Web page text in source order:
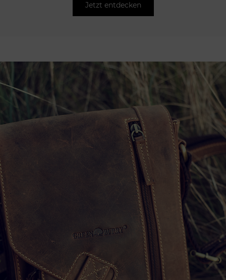
Jetzt entdecken